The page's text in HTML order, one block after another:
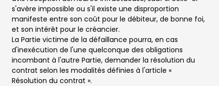
s'avère impossible ou s'il existe une disproportion
manifeste entre son coût pour le débiteur, de bonne foi,
et son intérêt pour le créancier.
La Partie victime de la défaillance pourra, en cas
d'inexécution de l'une quelconque des obligations
incombant à l'autre Partie, demander la résolution du
contrat selon les modalités définies à l'article «
Résolution du contrat ».